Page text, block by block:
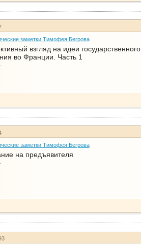
заметки Тимофея Бегрова
взгляд на идеи государственного
во Франции. Часть 1
заметки Тимофея Бегрова
на предъявителя